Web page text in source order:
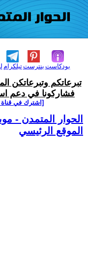
تيلكرامبنترست بودكاست
تبرعاتكم وتبرعاتكن
فشاركونا في دعم
[اشترك في قناة
الحوار المتمدن -
الموقع الرئيسي